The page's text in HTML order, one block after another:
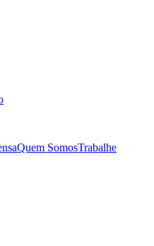
Quem SomosTrabalhe